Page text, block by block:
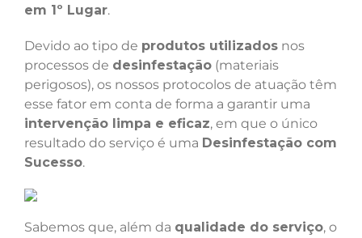
em 1º Lugar.
Devido ao tipo de produtos utilizados nos
processos de desinfestação (materiais
perigosos), os nossos protocolos de atuação têm
esse fator em conta de forma a garantir uma
intervenção limpa e eficaz, em que o único
resultado do serviço é uma Desinfestação com
Sucesso.
Sabemos que, além da qualidade do serviço, o